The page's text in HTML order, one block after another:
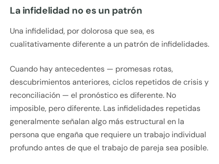
La infidelidad no es un patrón
Una infidelidad, por dolorosa que sea, es
cualitativamente diferente a un patrón de infidelidades.
Cuando hay antecedentes — promesas rotas,
descubrimientos anteriores, ciclos repetidos de crisis y
reconciliación — el pronóstico es diferente. No
imposible, pero diferente. Las infidelidades repetidas
generalmente señalan algo más estructural en la
persona que engaña que requiere un trabajo individual
profundo antes de que el trabajo de pareja sea posible.